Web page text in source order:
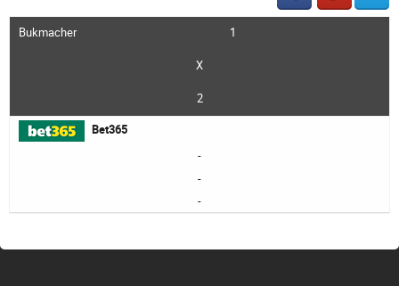
Bukmacher 1
X
2
Bet365
-
-
-